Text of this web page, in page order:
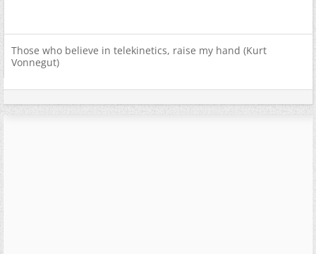
Those who believe in telekinetics, raise my hand (Kurt
Vonnegut)